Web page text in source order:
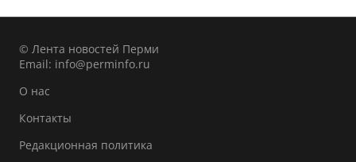
© Лента новостей Перми
Email: info@perminfo.ru
О нас
Контакты
Редакционная политика